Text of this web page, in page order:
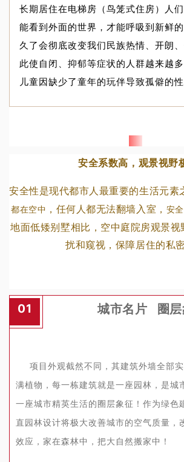
长期居住在电梯房（鸟笼式住房）人
能看到外面的世界，才能呼吸到新鲜
久了会彻底改变我们民族热情、开朗
此使自闭、抑郁等症状的人群越来越
儿童因缺少了童年的玩伴导致孤僻的
安全系数高，观景视野
安全性是现代都市人最重要的生活元素
都在空中 ，任何人都无法翻墙入室， 安
地面低矮别墅相比，空中庭院房观景视
扰和窥视，保障居住的私密
01 城市名片 圈层
项目外观截然不同，其建筑外墙全部
满植物，每一栋建筑就是一座园林，是城
一座城市精英生活的圈层象征！作为绿色
直园林设计将极大改善城市的空气质量，
效应，家在森林中，把大自然搬家中！